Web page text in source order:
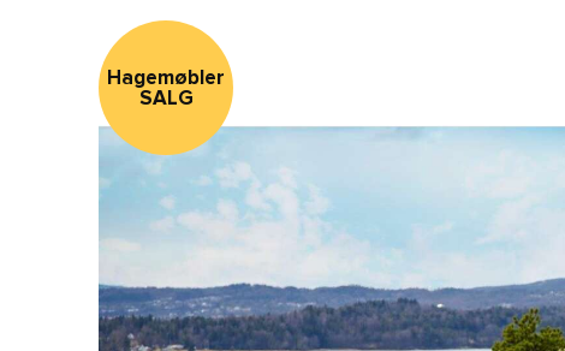
Hagemøbler
SALG